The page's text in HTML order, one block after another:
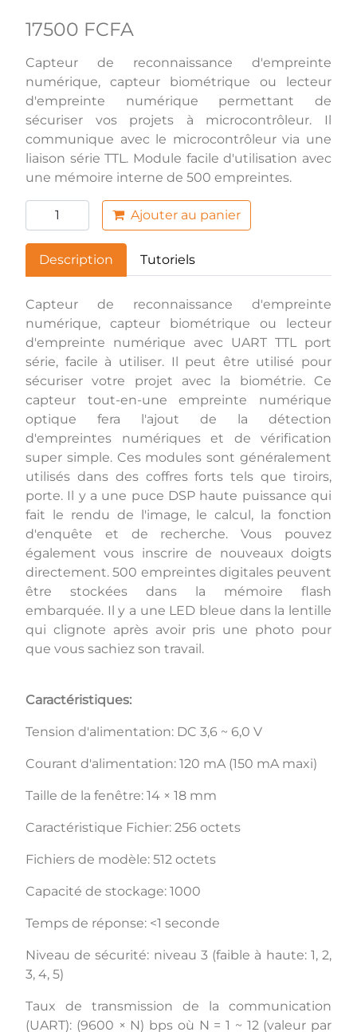
17500 FCFA
Capteur de reconnaissance d'empreinte
numérique, capteur biométrique ou lecteur
d'empreinte numérique permettant de
sécuriser vos projets à microcontrôleur. Il
communique avec le microcontrôleur via une
liaison série TTL. Module facile d'utilisation avec
une mémoire interne de 500 empreintes.
Ajouter au panier
Description Tutoriels
Capteur de reconnaissance d'empreinte
numérique, capteur biométrique ou lecteur
d'empreinte numérique avec UART TTL port
série, facile à utiliser. Il peut être utilisé pour
sécuriser votre projet avec la biométrie. Ce
capteur tout-en-une empreinte numérique
optique fera l'ajout de la détection
d'empreintes numériques et de vérification
super simple. Ces modules sont généralement
utilisés dans des coffres forts tels que tiroirs,
porte. Il y a une puce DSP haute puissance qui
fait le rendu de l'image, le calcul, la fonction
d'enquête et de recherche. Vous pouvez
également vous inscrire de nouveaux doigts
directement. 500 empreintes digitales peuvent
être stockées dans la mémoire flash
embarquée. Il y a une LED bleue dans la lentille
qui clignote après avoir pris une photo pour
que vous sachiez son travail.
Caractéristiques:
Tension d'alimentation: DC 3,6 ~ 6,0 V
Courant d'alimentation: 120 mA (150 mA maxi)
Taille de la fenêtre: 14 × 18 mm
Caractéristique Fichier: 256 octets
Fichiers de modèle: 512 octets
Capacité de stockage: 1000
Temps de réponse: <1 seconde
Niveau de sécurité: niveau 3 (faible à haute: 1, 2,
3, 4, 5)
Taux de transmission de la communication
(UART): (9600 × N) bps où N = 1 ~ 12 (valeur par